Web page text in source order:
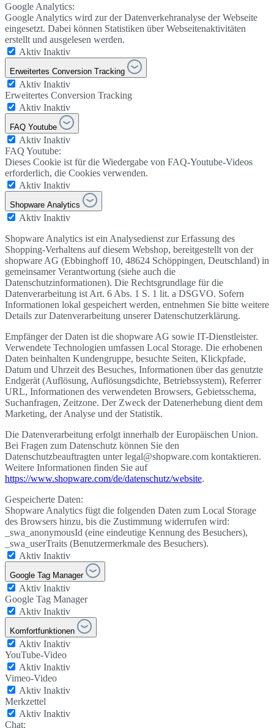
Google Analytics:
Google Analytics wird zur der Datenverkehranalyse der Webseite
eingesetzt. Dabei können Statistiken über Webseitenaktivitäten
erstellt und ausgelesen werden.
Aktiv Inaktiv
Erweitertes Conversion Tracking
Aktiv Inaktiv
Erweitertes Conversion Tracking
Aktiv Inaktiv
FAQ Youtube
Aktiv Inaktiv
FAQ Youtube:
Dieses Cookie ist für die Wiedergabe von FAQ-Youtube-Videos
erforderlich, die Cookies verwenden.
Aktiv Inaktiv
Shopware Analytics
Aktiv Inaktiv
Shopware Analytics ist ein Analysedienst zur Erfassung des
Shopping-Verhaltens auf diesem Webshop, bereitgestellt von der
shopware AG (Ebbinghoff 10, 48624 Schöppingen, Deutschland) in
gemeinsamer Verantwortung (siehe auch die
Datenschutzinformationen). Die Rechtsgrundlage für die
Datenverarbeitung ist Art. 6 Abs. 1 S. 1 lit. a DSGVO. Sofern
Informationen lokal gespeichert werden, entnehmen Sie bitte weitere
Details zur Datenverarbeitung unserer Datenschutzerklärung.
Empfänger der Daten ist die shopware AG sowie IT-Dienstleister.
Verwendete Technologien umfassen Local Storage. Die erhobenen
Daten beinhalten Kundengruppe, besuchte Seiten, Klickpfade,
Datum und Uhrzeit des Besuches, Informationen über das genutzte
Endgerät (Auflösung, Auflösungsdichte, Betriebssystem), Referrer
URL, Informationen des verwendeten Browsers, Gebietsschema,
Suchanfragen, Zeitzone. Der Zweck der Datenerhebung dient dem
Marketing, der Analyse und der Statistik.
Die Datenverarbeitung erfolgt innerhalb der Europäischen Union.
Bei Fragen zum Datenschutz können Sie den
Datenschutzbeauftragten unter legal@shopware.com kontaktieren.
Weitere Informationen finden Sie auf
https://www.shopware.com/de/datenschutz/website.
Gespeicherte Daten:
Shopware Analytics fügt die folgenden Daten zum Local Storage
des Browsers hinzu, bis die Zustimmung widerrufen wird:
_swa_anonymousId (eine eindeutige Kennung des Besuchers),
_swa_userTraits (Benutzermerkmale des Besuchers).
Aktiv Inaktiv
Google Tag Manager
Aktiv Inaktiv
Google Tag Manager
Aktiv Inaktiv
Komfortfunktionen
Aktiv Inaktiv
YouTube-Video
Aktiv Inaktiv
Vimeo-Video
Aktiv Inaktiv
Merkzettel
Aktiv Inaktiv
Chat: